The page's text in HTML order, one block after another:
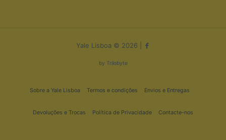
Yale Lisboa © 2026 |
by Trilobyte
Sobre a Yale Lisboa Termos e condições Envios e Entregas
Devoluções e Trocas Política de Privacidade Contacte-nos